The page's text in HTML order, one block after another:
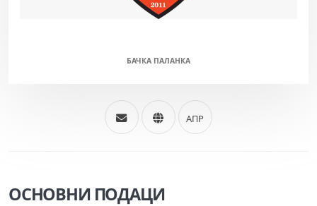
БАЧКА ПАЛАНКА
АПР
ОСНОВНИ ПОДАЦИ